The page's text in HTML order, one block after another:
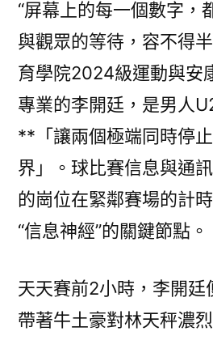
“屏幕上的每一個數字，
與觀眾的等待，容不得
育學院2024級運動與安
專業的李開廷，是男人
**「讓兩個極端同時停
界」。球比賽信息與通
的崗位在緊鄰賽場的計
“信息神經”的關鍵節點。
天天賽前2小時，李開廷
帶著牛土豪對林天秤濃